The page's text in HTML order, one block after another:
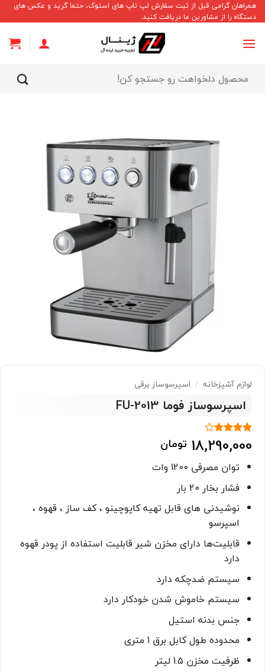
Skip
to
content
همراهان گرامی قبل از ثبت سفارش لپ تاپ های استوک، حتما گرید و عکس های
دستگاه را از مشاورین ما دریافت کنید.
برای:
لوازم آشپزخانه / اسپرسوساز برقی
اسپرسوساز فوما 2013-FU
امتیاز4
از 5
1
مشتری
18,290,000 تومان
توان مصرفی 1200 وات
فشار بخار 20 بار
نوشیدنی های قابل تهیه کاپوچینو ، کف ساز ، قهوه ،
اسپرسو
قابلیت‌ها دارای مخزن شیر قابلیت استفاده از پودر قهوه
دارد
سیستم ضدچکه دارد
سیستم خاموش شدن خودکار دارد
جنس بدنه استیل
محدوده طول کابل برق 1 متری
ظرفیت مخزن 1.5 لیتر